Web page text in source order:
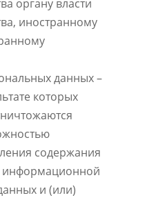
органу власти
иностранному
данных –
которых
содержания
информационной
и (или)